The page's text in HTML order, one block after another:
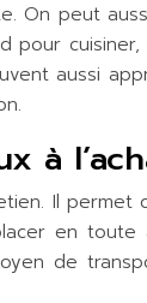
On peut
aussi
à
Il
en
de